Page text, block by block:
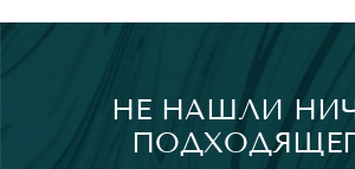
НЕ НАШЛИ